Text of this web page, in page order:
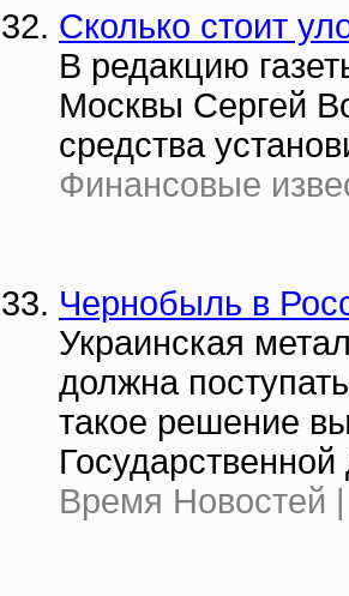
Сколько стоит
В редакцию
Москвы Сергей
средства
Финансовые
Чернобыль в
Украинская
должна
такое решение
Время Новостей